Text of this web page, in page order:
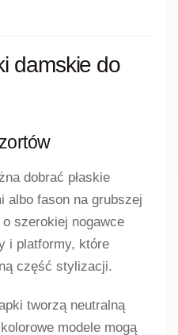
damskie do
dobrać płaskie
albo fason na grubszej
szerokiej nogawce
i platformy, które
część stylizacji.
tworzą neutralną
modele mogą